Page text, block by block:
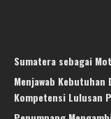
Sumatera sebagai
Menjawab Kebutuhan
Kompetensi Lulusan